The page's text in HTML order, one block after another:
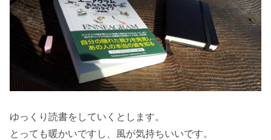
ゆっくり読書をしていくとします。
とっても暖かいですし、風が気持ちいいです。